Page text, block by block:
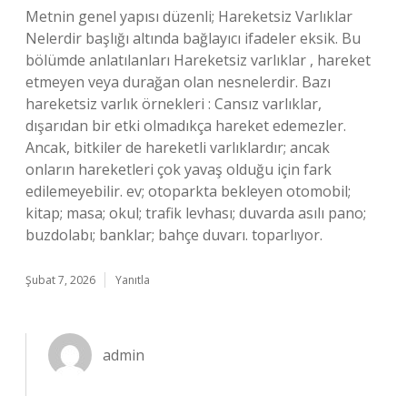
Metnin genel yapısı düzenli; Hareketsiz Varlıklar
Nelerdir başlığı altında bağlayıcı ifadeler eksik. Bu
bölümde anlatılanları Hareketsiz varlıklar , hareket
etmeyen veya durağan olan nesnelerdir. Bazı
hareketsiz varlık örnekleri : Cansız varlıklar,
dışarıdan bir etki olmadıkça hareket edemezler.
Ancak, bitkiler de hareketli varlıklardır; ancak
onların hareketleri çok yavaş olduğu için fark
edilemeyebilir. ev; otoparkta bekleyen otomobil;
kitap; masa; okul; trafik levhası; duvarda asılı pano;
buzdolabı; banklar; bahçe duvarı. toparlıyor.
Şubat 7, 2026 Yanıtla
admin